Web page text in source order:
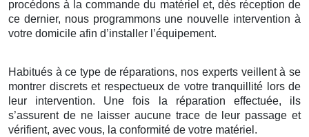
procédons à la commande du matériel et, dès réception de
ce dernier, nous programmons une nouvelle intervention à
votre domicile afin d’installer l’équipement.
Habitués à ce type de réparations, nos experts veillent à se
montrer discrets et respectueux de votre tranquillité lors de
leur intervention. Une fois la réparation effectuée, ils
s’assurent de ne laisser aucune trace de leur passage et
vérifient, avec vous, la conformité de votre matériel.